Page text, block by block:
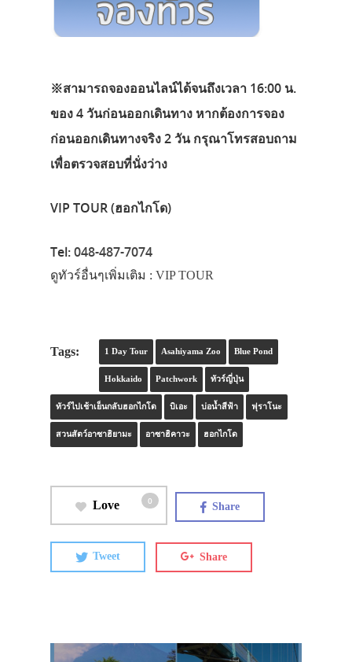
※สามารถจองออนไลน์ได้จนถึงเวลา 16:00 น.
ของ 4 วันก่อนออกเดินทาง หากต้องการจอง
ก่อนออกเดินทางจริง 2 วัน กรุณาโทรสอบถาม
เพื่อตรวจสอบที่นั่งว่าง
VIP TOUR (ฮอกไกโด)
Tel:048-487-7074
ดูทัวร์อื่นๆเพิ่มเติม : VIP TOUR
Tags: 1 Day Tour Asahiyama Zoo Blue Pond
Hokkaido Patchwork ทัวร์ญี่ปุ่น
ทัวร์ไปเช้าเย็นกลับฮอกไกโด บิเอะ บ่อน้ำสีฟ้า ฟุราโนะ
สวนสัตว์อาซาฮิยามะ อาซาฮิคาวะ ฮอกไกโด
Love 0 Share
Tweet Share